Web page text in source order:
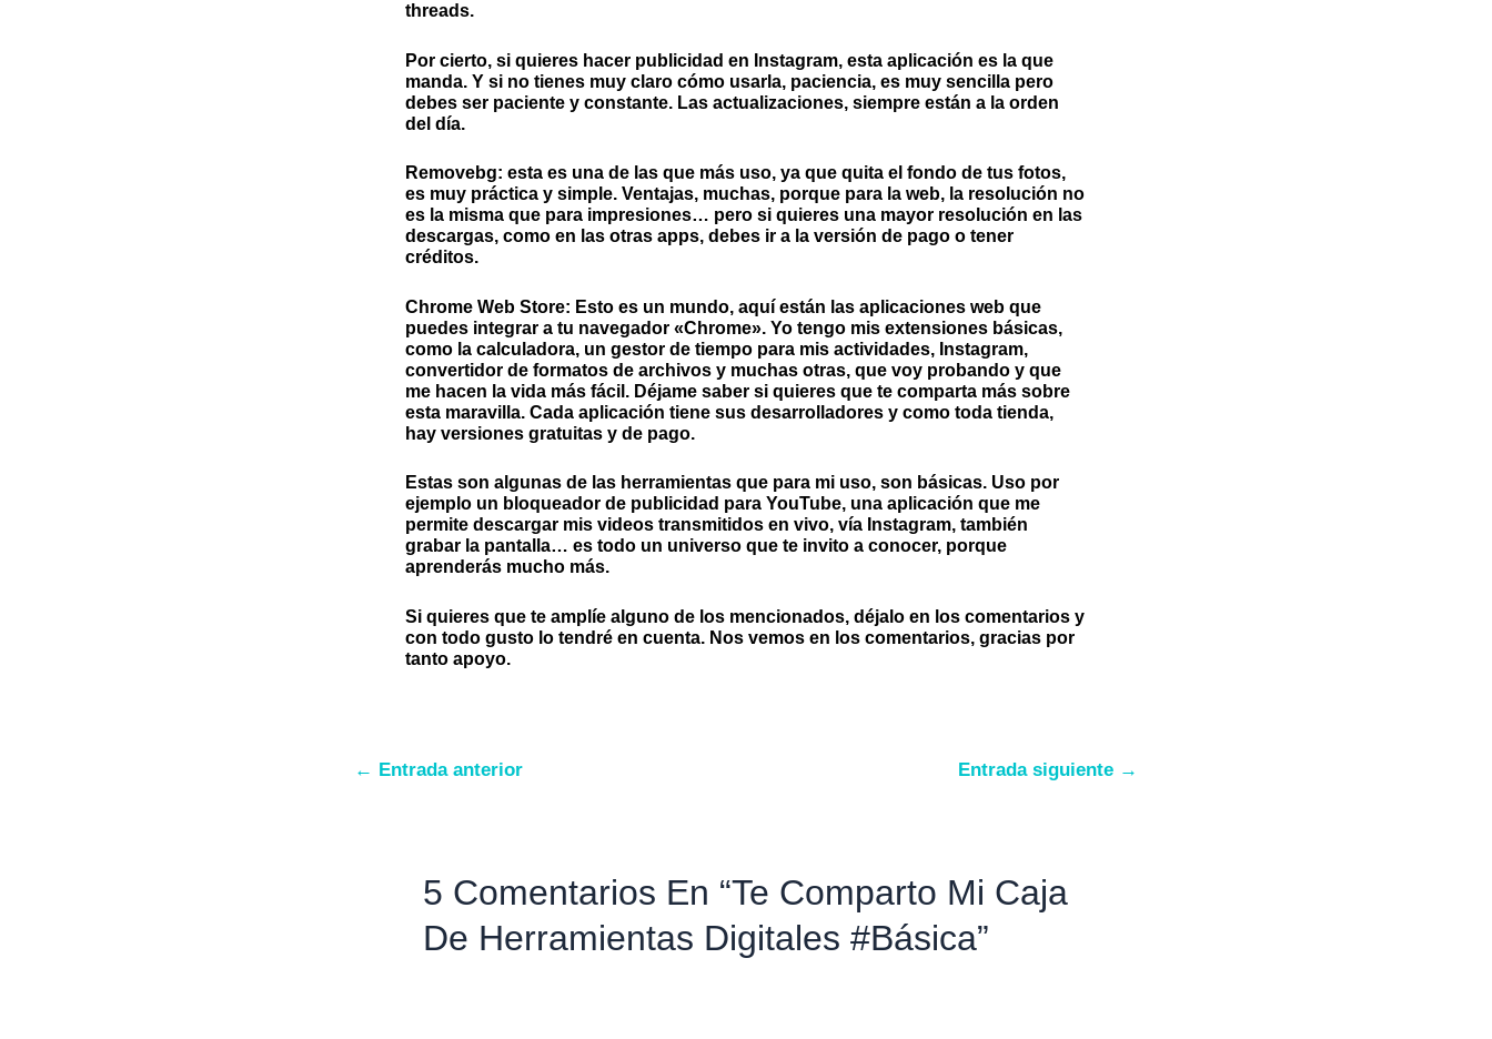
threads.
Por cierto, si quieres hacer publicidad en Instagram, esta aplicación es la que
manda. Y si no tienes muy claro cómo usarla, paciencia, es muy sencilla pero
debes ser paciente y constante. Las actualizaciones, siempre están a la orden
del día.
Removebg: esta es una de las que más uso, ya que quita el fondo de tus fotos,
es muy práctica y simple. Ventajas, muchas, porque para la web, la resolución no
es la misma que para impresiones… pero si quieres una mayor resolución en las
descargas, como en las otras apps, debes ir a la versión de pago o tener
créditos.
Chrome Web Store: Esto es un mundo, aquí están las aplicaciones web que
puedes integrar a tu navegador «Chrome». Yo tengo mis extensiones básicas,
como la calculadora, un gestor de tiempo para mis actividades, Instagram,
convertidor de formatos de archivos y muchas otras, que voy probando y que
me hacen la vida más fácil. Déjame saber si quieres que te comparta más sobre
esta maravilla. Cada aplicación tiene sus desarrolladores y como toda tienda,
hay versiones gratuitas y de pago.
Estas son algunas de las herramientas que para mi uso, son básicas. Uso por
ejemplo un bloqueador de publicidad para YouTube, una aplicación que me
permite descargar mis videos transmitidos en vivo, vía Instagram, también
grabar la pantalla… es todo un universo que te invito a conocer, porque
aprenderás mucho más.
Si quieres que te amplíe alguno de los mencionados, déjalo en los comentarios y
con todo gusto lo tendré en cuenta. Nos vemos en los comentarios, gracias por
tanto apoyo.
← Entrada anterior Entrada siguiente →
5 Comentarios En “Te Comparto Mi Caja
De Herramientas Digitales #básica”